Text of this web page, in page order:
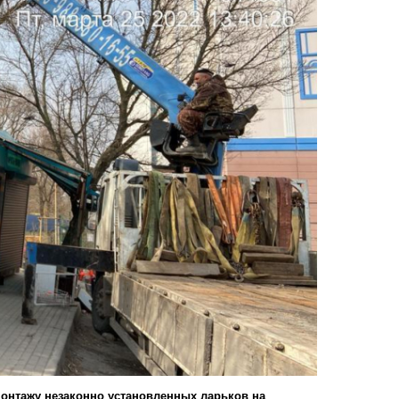
незаконно установленных ларьков на